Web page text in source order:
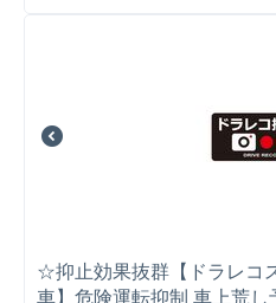
☆抑止効果抜群【ドラレコ
車】危険運転抑制 車上荒し